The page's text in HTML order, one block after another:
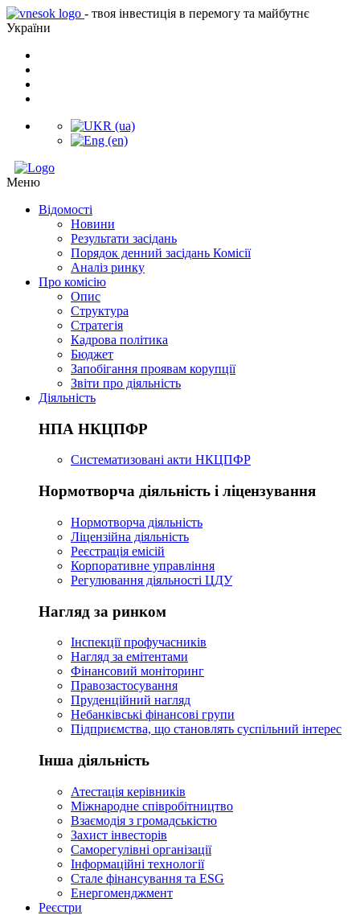
- твоя інвестиція в перемогу та майбутнє
України
Меню
Відомості
Новини
Результати засідань
Порядок денний засідань Комісії
Аналіз ринку
Про комісію
Опис
Структура
Стратегія
Кадрова політика
Бюджет
Запобігання проявам корупції
Звіти про діяльність
Діяльність
НПА НКЦПФР
Систематизовані акти НКЦПФР
Нормотворча діяльність і ліцензування
Нормотворча діяльність
Ліцензійна діяльність
Реєстрація емісій
Корпоративне управління
Регулювання діяльності ЦДУ
Нагляд за ринком
Інспекції профучасників
Нагляд за емітентами
Фінансовий моніторинг
Правозастосування
Пруденційний нагляд
Небанківські фінансові групи
Підприємства, що становлять суспільний інтерес
Інша діяльність
Атестація керівників
Міжнародне співробітництво
Взаємодія з громадськістю
Захист інвесторів
Саморегулівні організації
Інформаційні технології
Стале фінансування та ESG
Енергоменджмент
Реєстри